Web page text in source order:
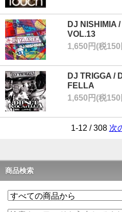
DJ NISHIMIA
VOL.13
1,650円(税150
DJ TRIGGA /
FELLA
1,650円(税150
1-12 / 308 次
商品検索